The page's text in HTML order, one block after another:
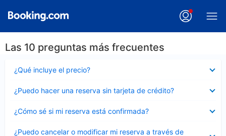
Las 10 preguntas más frecuentes
¿Qué incluye el precio?
cerrado
¿Puedo hacer una reserva sin tarjeta de crédito?
cerrado
¿Cómo sé si mi reserva está confirmada?
cerrado
¿Puedo cancelar o modificar mi reserva a través de